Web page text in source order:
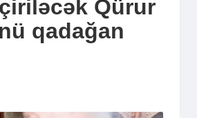
Qürur
qadağan